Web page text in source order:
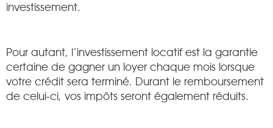
investissement.
Pour autant, l’investissement locatif est la garantie
certaine de gagner un loyer chaque mois lorsque
votre crédit sera terminé. Durant le remboursement
de celui-ci, vos impôts seront également réduits.